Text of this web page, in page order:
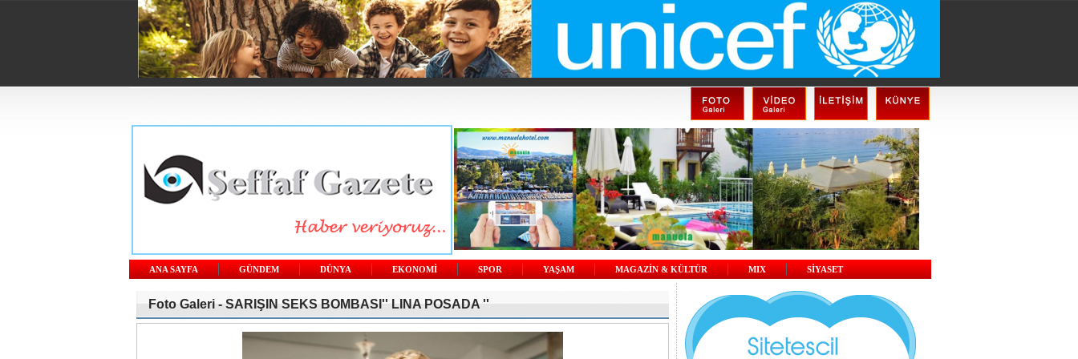
ANA SAYFA GÜNDEM DÜNYA EKONOMİ SPOR YAŞAM MAGAZİN & KÜLTÜR MIX SİYASET
Foto Galeri - SARIŞIN SEKS BOMBASI'' LINA POSADA ''